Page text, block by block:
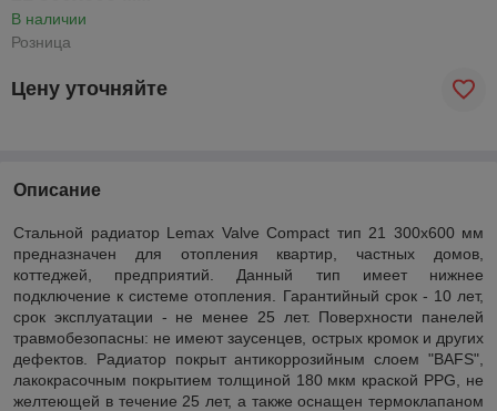
В наличии
Розница
Цену уточняйте
Описание
Стальной радиатор Lemax Valve Compact тип 21 300x600 мм
предназначен для отопления квартир, частных домов,
коттеджей, предприятий. Данный тип имеет нижнее
подключение к системе отопления. Гарантийный срок - 10 лет,
срок эксплуатации - не менее 25 лет. Поверхности панелей
травмобезопасны: не имеют заусенцев, острых кромок и других
дефектов. Радиатор покрыт антикоррозийным слоем "BAFS",
лакокрасочным покрытием толщиной 180 мкм краской PPG, не
желтеющей в течение 25 лет, а также оснащен термоклапаном